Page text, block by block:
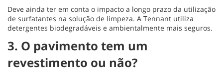
Deve ainda ter em conta o impacto a longo prazo da utilização
de surfatantes na solução de limpeza. A Tennant utiliza
detergentes biodegradáveis e ambientalmente mais seguros.
3. O pavimento tem um
revestimento ou não?